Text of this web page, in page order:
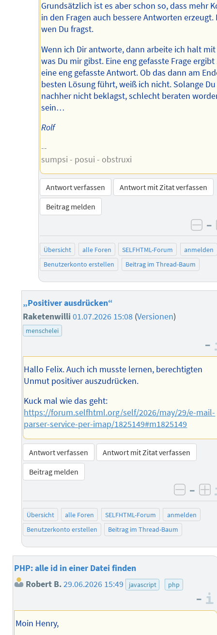
Grundsätzlich ist es aber schon so, dass mehr
in den Fragen auch bessere Antworten erzeugt.
wen Du fragst.
Wenn ich Dir antworte, dann arbeite ich halt
was Du mir gibst. Eine eng gefasste Frage ergibt
eine eng gefasste Antwort. Ob das dann am
besten Lösung führt, weiß ich nicht. Solange Du
nachher nicht beklagst, schlecht beraten
sein…
Rolf
--
sumpsi - posui - obstruxi
Antwort verfassen
Antwort mit Zitat verfassen
Beitrag melden
–
Übersicht alle Foren SELFHTML-Forum
anmelden
Benutzerkonto erstellen
Beitrag im Thread-Baum
„Positiver ausdrücken“
Raketenwilli 01.07.2026 15:08 (Versionen)
menschelei
–
Hallo Felix. Auch ich musste lernen, berechtigten
Unmut positiver auszudrücken.
Kuck mal wie das geht:
https://forum.selfhtml.org/self/2026/may/29/e-mail-
parser-service-per-imap/1825149#m1825149
Antwort verfassen
Antwort mit Zitat verfassen
Beitrag melden
–
Übersicht alle Foren SELFHTML-Forum
anmelden
Benutzerkonto erstellen
Beitrag im Thread-Baum
PHP: alle id in einer Datei finden
Robert B.29.06.2026 15:49 javascript php
–
Moin Henry,